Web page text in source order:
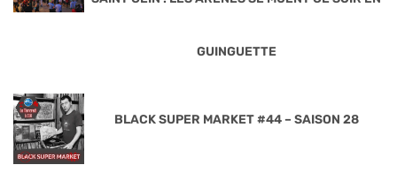
GUINGUETTE
BLACK SUPER MARKET #44 – SAISON 28